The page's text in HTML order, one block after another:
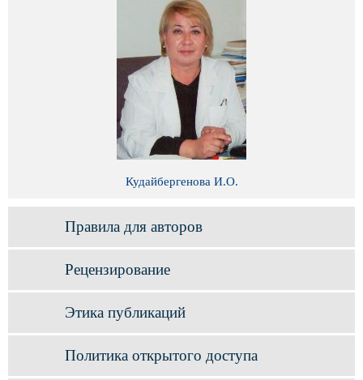
Кудайбергенова И.О.
Правила для авторов
Рецензирование
Этика публикаций
Политика открытого доступа